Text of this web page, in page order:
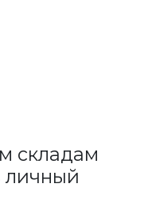
складам
личный